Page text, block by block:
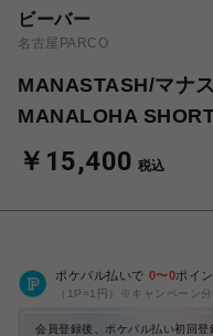
ビーバー
名古屋PARCO
MANASTASH/マナ
MANALOHA
￥15,400 税込
ポケパル払いで 0〜0ポイ
（1P=1円）※キャンペーン分
会員登録後、ポケパル払い初回登